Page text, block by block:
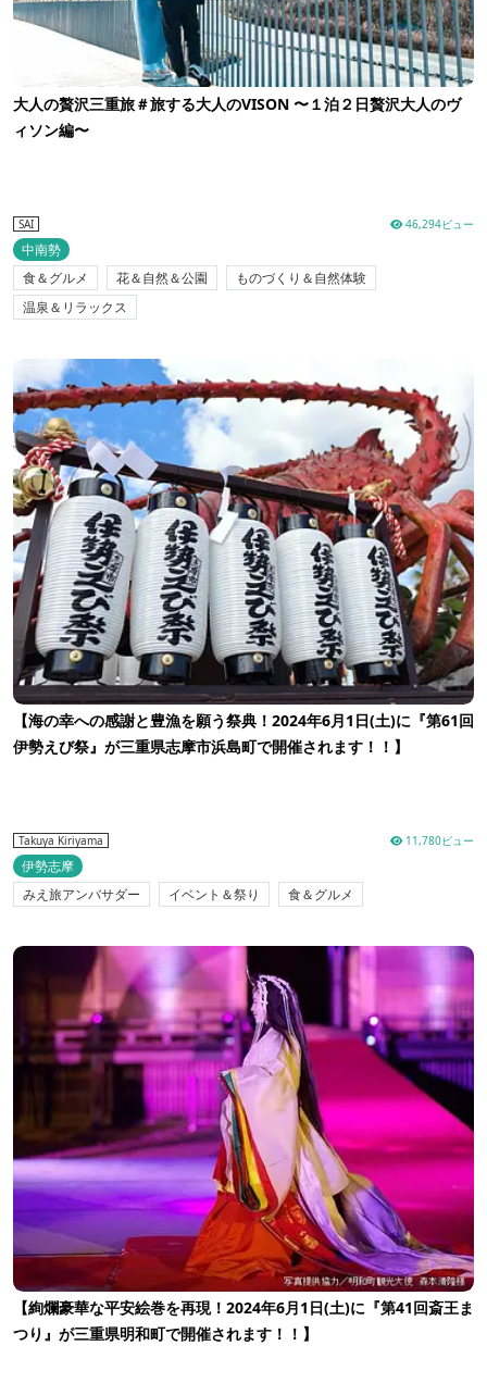
大人の贅沢三重旅＃旅する大人のVISON 〜１泊２日贅沢大人のヴ
ィソン編〜
SAI 46,294ビュー
中南勢
食＆グルメ
花＆自然＆公園
ものづくり＆自然体験
温泉＆リラックス
【海の幸への感謝と豊漁を願う祭典！2024年6月1日(土)に『第61回
伊勢えび祭』が三重県志摩市浜島町で開催されます！！】
Takuya Kiriyama 11,780ビュー
伊勢志摩
みえ旅アンバサダー
イベント＆祭り 食＆グルメ
【絢爛豪華な平安絵巻を再現！2024年6月1日(土)に『第41回斎王ま
つり』が三重県明和町で開催されます！！】